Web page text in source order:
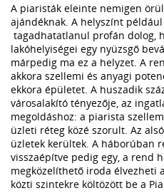
A piaristák eleinte nemigen
ajándéknak. A helyszínt
tagadhatatlanul profán dolog,
lakóhelyiségei egy nyüzsgő
márpedig ma ez a helyzet. A
akkora szellemi és anyagi
ekkora épületet. A huszadik
városalakító tényezője, az
megoldáshoz: a piarista
üzleti réteg közé szorult. Az
üzletek kerültek. A háborúban
visszaépítve pedig egy, a rend
megközelíthető iroda élvezheti
közti szintekre költözött be a